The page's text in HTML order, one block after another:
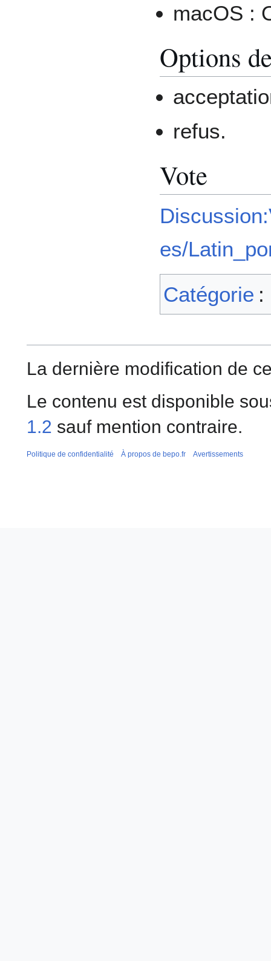
macOS :
Options
refus.
Vote
es/
Catégorie :
La dernière modification de
Le contenu est disponible
1.2 sauf mention contraire.
Politique de confidentialité À propos de bepo.fr Avertissements